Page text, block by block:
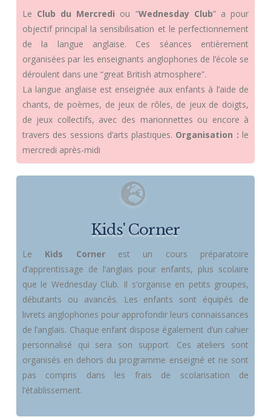
Le Club du Mercredi ou “Wednesday Club” a pour
objectif principal la sensibilisation et le perfectionnement
de la langue anglaise. Ces séances entièrement
organisées par les enseignants anglophones de l’école se
déroulent dans une “great British atmosphere”.
La langue anglaise est enseignée aux enfants à l’aide de
chants, de poèmes, de jeux de rôles, de jeux de doigts,
de jeux collectifs, avec des marionnettes ou encore à
travers des sessions d’arts plastiques. Organisation :le
mercredi après-midi
Kids' Corner
Le Kids Cornerest un cours préparatoire
d’apprentissage de l’anglais pour enfants, plus scolaire
que le Wednesday Club. Il s’organise en petits groupes,
débutants ou avancés. Les enfants sont équipés de
livrets anglophones pour approfondir leurs connaissances
de l’anglais. Chaque enfant dispose également d’un cahier
personnalisé qui sera son support. Ces ateliers sont
organisés en dehors du programme enseigné et ne sont
pas compris dans les frais de scolarisation de
l’établissement.